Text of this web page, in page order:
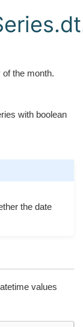
the month.
with boolean
the date
values